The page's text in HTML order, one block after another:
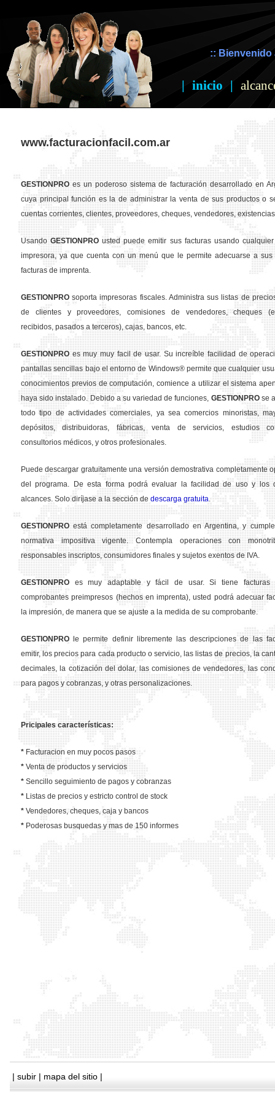
:: Bienvenido
| inicio |
www.facturacionfacil.com.ar
GESTION PRO es un poderoso sistema de facturación desarrollado en
cuya principal función es la de administrar la venta de sus productos o
cuentas corrientes, clientes, proveedores, cheques, vendedores,
Usando GESTION PRO usted puede emitir sus facturas usando
impresora, ya que cuenta con un menú que le permite adecuarse a sus
facturas de imprenta.
GESTION PRO soporta impresoras fiscales. Administra sus listas de
de clientes y proveedores, comisiones de vendedores, cheques
recibidos, pasados a terceros), cajas, bancos, etc.
GESTION PRO es muy muy facil de usar. Su increíble facilidad de
pantallas sencillas bajo el entorno de Windows® permite que cualquier
conocimientos previos de computación, comience a utilizar el sistema
haya sido instalado. Debido a su variedad de funciones, GESTION PROse
todo tipo de actividades comerciales, ya sea comercios minoristas,
depósitos, distribuidoras, fábricas, venta de servicios, estudios
consultorios médicos, y otros profesionales.
Puede descargar gratuitamente una versión demostrativa completamente
del programa. De esta forma podrá evaluar la facilidad de uso y los
alcances. Solo diríjase a la sección de descarga gratuita.
GESTION PRO está completamente desarrollado en Argentina, y
normativa impositiva vigente. Contempla operaciones con
responsables inscriptos, consumidores finales y sujetos exentos de IVA.
GESTION PRO es muy adaptable y fácil de usar. Si tiene facturas
comprobantes preimpresos (hechos en imprenta), usted podrá adecuar
la impresión, de manera que se ajuste a la medida de su comprobante.
GESTION PRO le permite definir libremente las descripciones de las
emitir, los precios para cada producto o servicio, las listas de precios, la
decimales, la cotización del dolar, las comisiones de vendedores, las
para pagos y cobranzas, y otras personalizaciones.
Pricipales características:
* Facturacion en muy pocos pasos
* Venta de productos y servicios
* Sencillo seguimiento de pagos y cobranzas
* Listas de precios y estricto control de stock
* Vendedores, cheques, caja y bancos
* Poderosas busquedas y mas de 150 informes
| subir | mapa del sitio |